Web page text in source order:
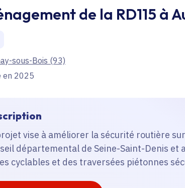
de la RD115 à
sous-Bois (93)
en 2025
vise à améliorer la sécurité routière
départemental de Seine-Saint-Denis et
cyclables et des traversées piétonnes